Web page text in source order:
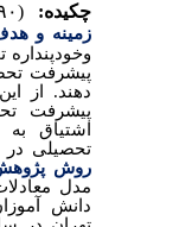
چکیده:
زمینه و
وخودپنداره
پیشرفت
دهند. از
پیشرفت
اشتیاق به
تحصیلی در
روش پژوهش:
مدل